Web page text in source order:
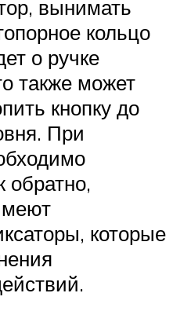
вынимать
кольцо
о ручке
также может
кнопку до
При
обратно,
которые